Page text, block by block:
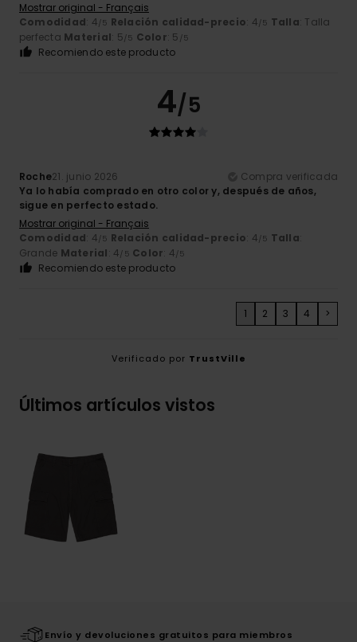
Mostrar original - Français
Comodidad: 4/5 Relación calidad-precio: 4/5 Talla: Talla
perfecta Material: 5/5 Color: 5 /5
Recomiendo este producto
4/5
Roche21. junio 2026
Compra verificada
Ya lo había comprado en otro color y, después de años,
sigue en perfecto estado.
Mostrar original - Français
Comodidad: 4/5 Relación calidad-precio: 4/5 Talla:
Grande Material: 4/5 Color: 4/5
Recomiendo este producto
1 2 3 4 >
Verificado por TrustVille
Últimos artículos vistos
Envío y devoluciones gratuitos para miembros